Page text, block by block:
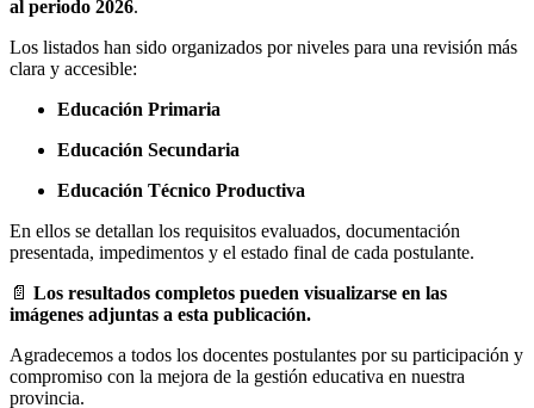
al periodo 2026.
Los listados han sido organizados por niveles para una revisión más
clara y accesible:
Educación Primaria
Educación Secundaria
Educación Técnico Productiva
En ellos se detallan los requisitos evaluados, documentación
presentada, impedimentos y el estado final de cada postulante.
📄 Los resultados completos pueden visualizarse en las
imágenes adjuntas a esta publicación.
Agradecemos a todos los docentes postulantes por su participación y
compromiso con la mejora de la gestión educativa en nuestra
provincia.